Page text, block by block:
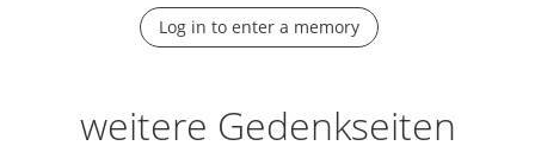
Log in to enter a memory
weitere Gedenkseiten